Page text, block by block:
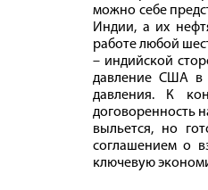
можно себе
Индии, а их
работе любой
– индийской
давление США в
давления. К
договоренность
выльется, но
соглашением о
ключевую